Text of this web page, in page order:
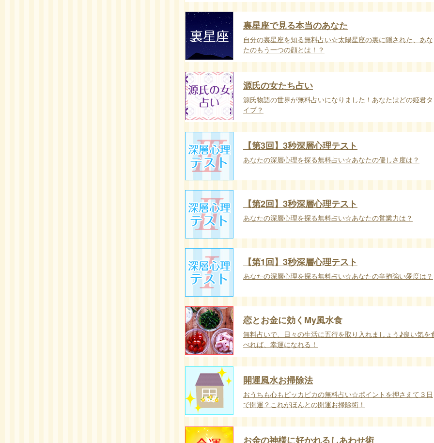
裏星座で見る本当のあなた
自分の裏星座を知る無料占い☆太陽星座の裏に隠された、あな
たのもう一つの顔とは！？
源氏の女たち占い
源氏物語の世界が無料占いになりました！あなたはどの姫君タ
イプ？
【第3回】3秒深層心理テスト
あなたの深層心理を探る無料占い☆あなたの優しさ度は？
【第2回】3秒深層心理テスト
あなたの深層心理を探る無料占い☆あなたの営業力は？
【第1回】3秒深層心理テスト
あなたの深層心理を探る無料占い☆あなたの辛抱強い愛度は？
恋とお金に効くMy風水食
無料占いで、日々の生活に五行を取り入れましょう♪良い気を
べれば、幸運になれる！
開運風水お掃除法
おうちも心もピッカピカの無料占い☆ポイントを押さえて３日
で開運？これがほんとの開運お掃除術！
お金の神様に好かれるしあわせ術